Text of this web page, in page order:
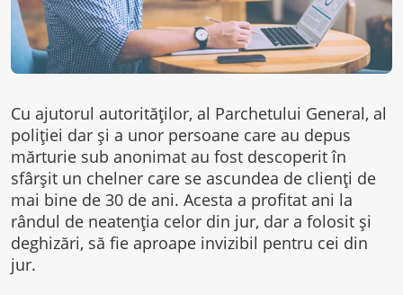
Cu ajutorul autorităților, al Parchetului General, al
poliției dar și a unor persoane care au depus
mărturie sub anonimat au fost descoperit în
sfârșit un chelner care se ascundea de clienți de
mai bine de 30 de ani. Acesta a profitat ani la
rândul de neatenția celor din jur, dar a folosit și
deghizări, să fie aproape invizibil pentru cei din
jur.